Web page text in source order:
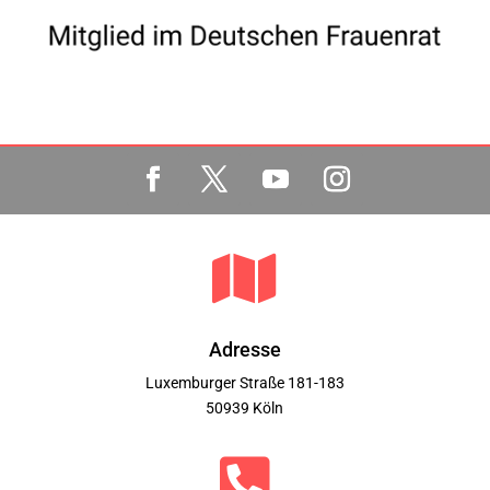

Adresse
Luxemburger Straße 181-183
50939 Köln